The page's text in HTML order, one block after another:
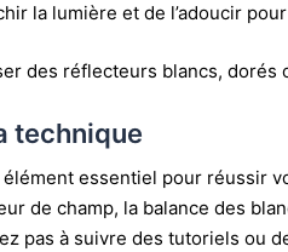
la lumière et de l’adoucir
des réflecteurs blancs,
technique
essentiel pour réussir
de champ, la balance des
pas à suivre des tutoriels ou